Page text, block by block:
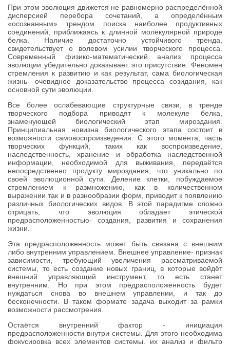
При этом эволюция движется не равномерно распределённой
дисперсией перебора сочетаний, а определённым
«осознанным» трендом поиска наиболее продуктивных
соединений, приближаясь к длинной молекулярной природе
белка. Наличие достаточно устойчивого тренда,
свидетельствует о волевом усилии творческого процесса.
Современный физико-математический анализ процесса
эволюции убедительно доказывает это присутствие. Феномен
стремления к развитию и как результат, сама биологическая
жизнь- очевидное доказательство процесса созидания, как
основной сути эволюции.
Все более ослабевающие структурные связи, в тренде
творческого подбора приводят к молекуле белка,
знаменующей биологический этап мироздания.
Принципиальная новизна биологического этапа состоит в
возможности самовоспроизведения. С этого момента, часть
творческих функций, таких как воспроизведение,
наследственность, хранение и обработка наследственной
информации, необходимой для выживания, передаётся
непосредственно продукту мироздания, что уникально по
своей эволюционной сути. Деление клетки, побуждаемое
стремлением к размножению, как в количественном
выражении так и в разнообразии форм, приводит к появлению
различных биологических видов. В этой парадигме сложно
отрицать, что эволюция обладает этической
предрасположенностью- создания, развития и сохранения
жизни.
Эта предрасположенность может быть связана с внешним
либо внутренним управлением. Внешнее управление- признак
зависимости, требующий увеличения рассматриваемой
системы, то есть создание новых границ, в которые войдёт
внешний управляющий инструмент, то есть станет
внутренним. Но при этом предрасположенность будет
нуждаться снова во внешнем управлении, и так до
бесконечности. В таком формате задача выходит за рамки
возможности рассмотрения.
Остаётся внутренний фактор - инициация
предрасположенности внутри системы. Для этого необходима
фокусировка всех элементов системы, их анализ и фильтр